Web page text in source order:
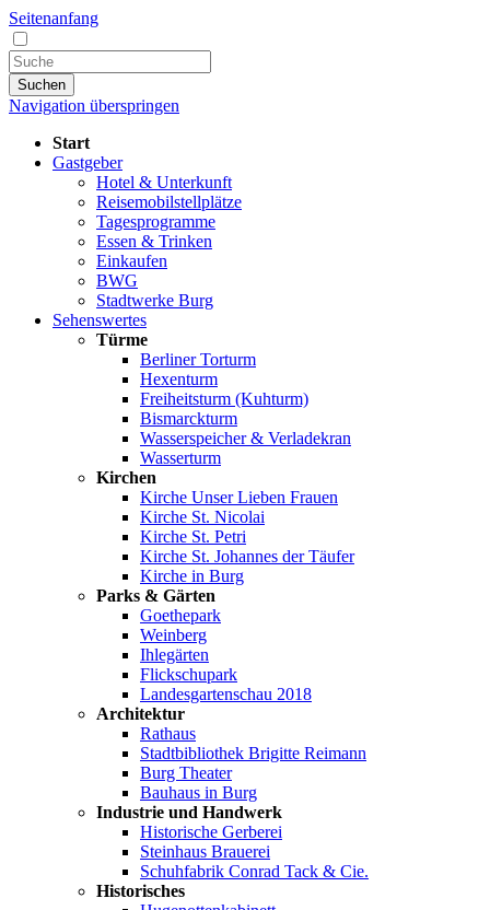
Seitenanfang
Suchen
Navigation überspringen
Start
Gastgeber
Hotel & Unterkunft
Reisemobilstellplätze
Tagesprogramme
Essen & Trinken
Einkaufen
BWG
Stadtwerke Burg
Sehenswertes
Türme
Berliner Torturm
Hexenturm
Freiheitsturm (Kuhturm)
Bismarckturm
Wasserspeicher & Verladekran
Wasserturm
Kirchen
Kirche Unser Lieben Frauen
Kirche St. Nicolai
Kirche St. Petri
Kirche St. Johannes der Täufer
Kirche in Burg
Parks & Gärten
Goethepark
Weinberg
Ihlegärten
Flickschupark
Landesgartenschau 2018
Architektur
Rathaus
Stadtbibliothek Brigitte Reimann
Burg Theater
Bauhaus in Burg
Industrie und Handwerk
Historische Gerberei
Steinhaus Brauerei
Schuhfabrik Conrad Tack & Cie.
Historisches